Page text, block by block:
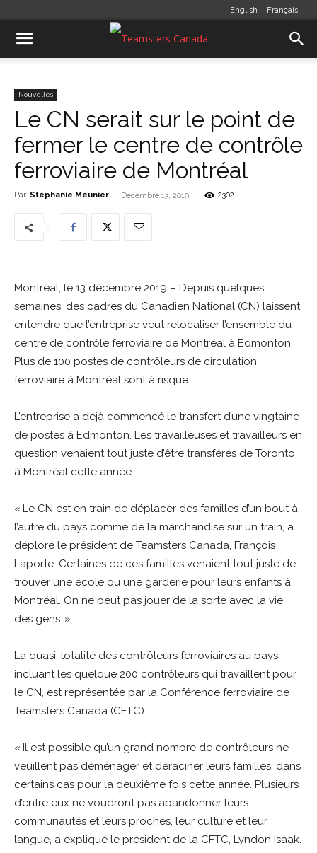
English Français
Nouvelles
Le CN serait sur le point de
fermer le centre de contrôle
ferroviaire de Montréal
Par Stéphanie Meunier - Décembre 13, 2019 2302
Montréal, le 13 décembre 2019 – Depuis quelques
semaines, des cadres du Canadien National (CN) laissent
entendre que l’entreprise veut relocaliser l’ensemble du
centre de contrôle ferroviaire de Montréal à Edmonton.
Plus de 100 postes de contrôleurs de circulation
ferroviaire à Montréal sont à risque.
L’entreprise a déjà commencé le transfert d’une vingtaine
de postes à Edmonton. Les travailleuses et travailleurs en
question venaient tout juste d’être transférés de Toronto
à Montréal cette année.
« Le CN est en train de déplacer des familles d’un bout à
l’autre du pays comme de la marchandise sur un train, a
déploré le président de Teamsters Canada, François
Laporte. Certaines de ces familles venaient tout juste de
trouver une école ou une garderie pour leurs enfants à
Montréal. On ne peut pas jouer de la sorte avec la vie
des gens. »
La quasi-totalité des contrôleurs ferroviaires au pays,
incluant les quelque 200 contrôleurs qui travaillent pour
le CN, est représentée par la Conférence ferroviaire de
Teamsters Canada (CFTC).
« Il est possible qu’un grand nombre de contrôleurs ne
veuillent pas déménager et déraciner leurs familles, dans
certains cas pour la deuxième fois cette année. Plusieurs
d’entre eux ne voudront pas abandonner leurs
communautés et leurs proches, leur culture et leur
langue, a expliqué le président de la CFTC, Lyndon Isaak.